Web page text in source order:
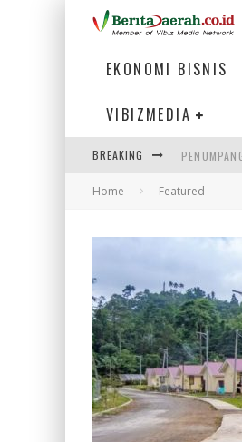
EKONOMI BISNIS
VIBIZMEDIA
BREAKING
WARGA
Home Featured